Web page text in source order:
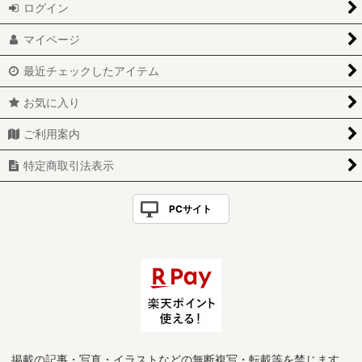
ログイン
マイページ
最近チェックしたアイテム
お気に入り
ご利用案内
特定商取引法表示
PCサイト
掲載の記事・写真・イラストなどの無断複写・転載等を禁じます。